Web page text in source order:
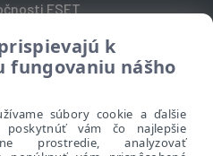
ESET
Napíšte nám:
k
fungovaniu nášho
súbory cookie a ďalšie
poskytnúť vám čo najlepšie
prostredie, analyzovať